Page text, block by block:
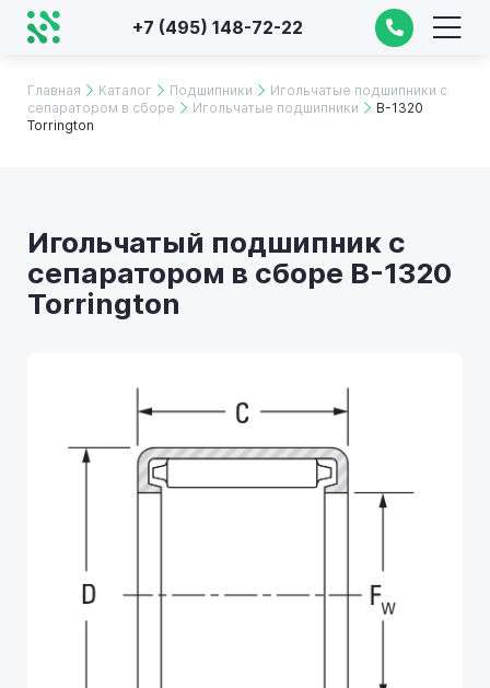
+7 (495) 148-72-22
Главная Каталог Подшипники
Игольчатые подшипники с
сепаратором в сборе
Игольчатые подшипники
B-1320
Torrington
Игольчатый подшипник с
сепаратором в сборе B-1320
Torrington